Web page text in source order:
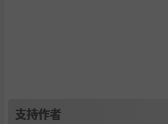
支持作者